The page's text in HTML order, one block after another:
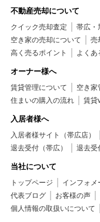
不動産売却について
クイック売却査定 帯広・
空き家の売却について
売
高く売るポイント
よくあ
オーナー様へ
賃貸管理について 空き家
住まいの購入の流れ
賃貸
入居者様へ
入居者様サイト（帯広店）
退去受付（帯広）
退去受
当社について
トップページ インフォメ
代表ブログ
お客様の声
個人情報の取扱いについて